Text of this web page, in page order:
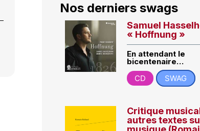
Nos derniers swags
Samuel
« Hoffnung »
En attendant le
bicentenaire…
CD
SWAG
Critique
autres textes